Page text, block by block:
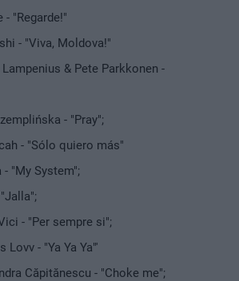
- "Regarde!"
- "Viva, Moldova!"
& Pete Parkkonen -
- "Pray";
- "Sólo quiero más"
"My System";
- "Per sempre si";
Lovv - "Ya Ya Ya"'
Căpitănescu - "Choke me";